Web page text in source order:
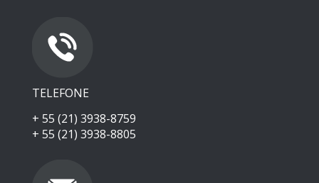
TELEFONE
+ 55 (21) 3938-8759
+ 55 (21) 3938-8805